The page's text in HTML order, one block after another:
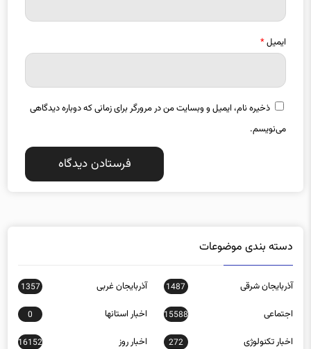
ایمیل*
ذخیره نام، ایمیل و وبسایت من در مرورگر برای زمانی که دوباره دیدگاهی
می‌نویسم.
آذربایجان شرقی
اجتماعی 15588 اخبار استانها 0
اخبار تکنولوژی 272 اخبار روز 16152